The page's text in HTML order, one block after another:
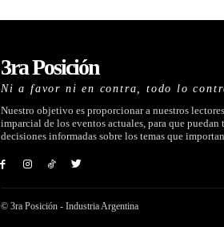
3ra Posición
Ni a favor ni en contra, todo lo
Nuestro objetivo es proporcionar a nuestros
imparcial de los eventos actuales, para que puedan
decisiones informadas sobre los temas que
© 3ra Posición - Industria Argentina